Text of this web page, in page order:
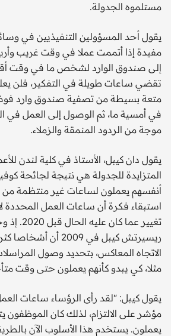
مستلموه الجدولة.
يقول أحد المسؤولين التنفيذيين في
مفيدة إذا أتممت عملا في وقت غريب
إلى صندوق الوارد لشخص ما في وقت
تقضي ساعات طويلة في التفكير، فلن
متعة بسيطة من تصفية صندوق وارد
في أمسية ما، ثم الوصول إلى العمل في
موجة من الردود المنمقة والزملاء.
يقول دان كيبل، الأستاذ في كلية لندن
المتزايدة للجدولة هي نتيجة لجائحة
أنفسهم يعملون لساعات غير منتظمة من
استبقاء فكرة أن ساعات العمل المحددة
تغيير عما كان
ريسيرتش كيبل في
الاتجاه المعاكس، بتحديد وصول
مثلا، كي يبدو كأنهم يعملون حتى وقت
يقول كيبل: "لقد رأى الرؤساء ساعات
مؤشر على الالتزام، لذلك كان الموظفون
يعملون. يستخدم هذا الأسلوب الآن